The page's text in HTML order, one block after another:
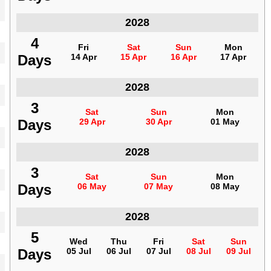
التشيك
4
Days
Fri
14 Apr
Sat
15 Apr
Sun
16 Apr
Mon
17 Apr
التشيك
3
Days
Sat
29 Apr
Sun
30 Apr
Mon
01 May
التشيك
3
Days
Sat
06 May
Sun
07 May
Mon
08 May
التشيك
5
Days
Wed
05 Jul
Thu
06 Jul
Fri
07 Jul
Sat
08 Jul
Sun
09 Jul
2028
4
Days
Fri
14 Apr
Sat
15 Apr
Sun
16 Apr
Mon
17 Apr
2028
3
Days
Sat
29 Apr
Sun
30 Apr
Mon
01 May
2028
3
Days
Sat
06 May
Sun
07 May
Mon
08 May
2028
5
Days
Wed
05 Jul
Thu
06 Jul
Fri
07 Jul
Sat
08 Jul
Sun
09 Jul